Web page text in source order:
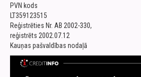
PVN kods
LT359123515
Reģistrēties Nr. AB 2002-330,
reģistrēts 2002.07.12
Kauņas pašvaldības nodaļā